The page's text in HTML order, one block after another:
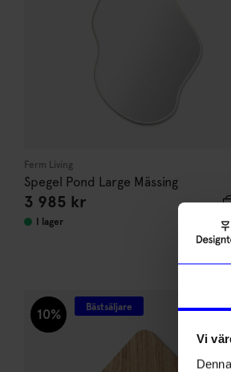
Vi
Ferm Living
Spegel Pond Large Mässing
3 985 kr
I lager
10% Bästsäljare